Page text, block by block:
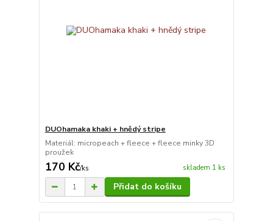
DUOhamaka khaki + hnědý stripe
Materiál: micropeach + fleece + fleece minky 3D
proužek
170 Kč/ks skladem 1 ks
Přidat do košíku